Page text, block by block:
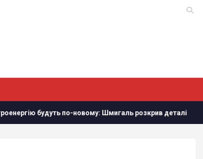
новому: Шмигаль розкрив деталі Захід